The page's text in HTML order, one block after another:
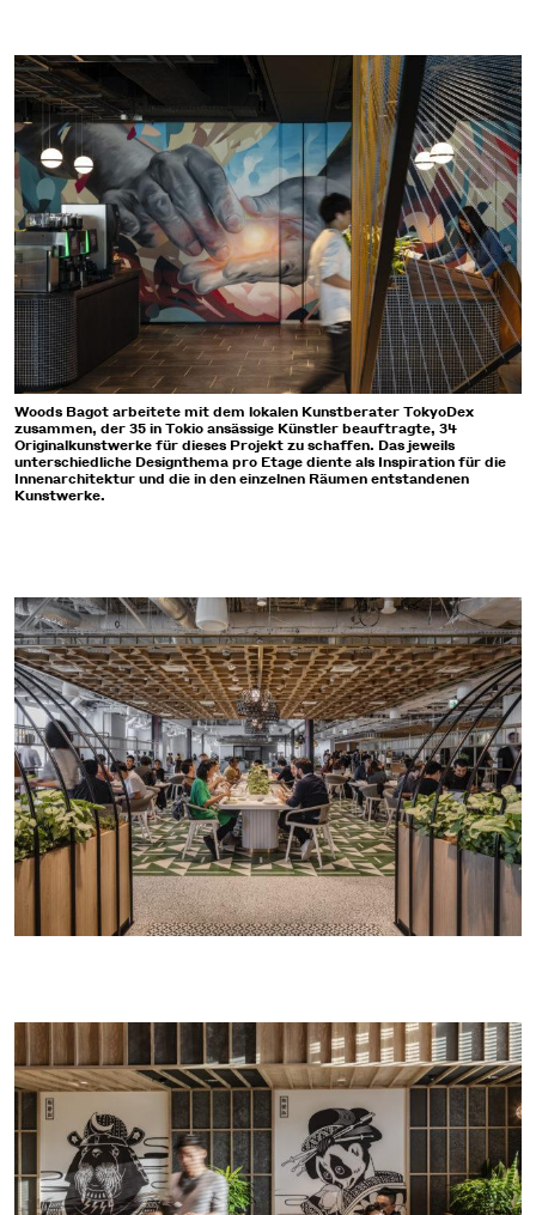
Woods Bagot arbeitete mit dem lokalen Kunstberater TokyoDex
zusammen, der 35 in Tokio ansässige Künstler beauftragte, 34
Originalkunstwerke für dieses Projekt zu schaffen. Das jeweils
unterschiedliche Designthema pro Etage diente als Inspiration für die
Innenarchitektur und die in den einzelnen Räumen entstandenen
Kunstwerke.